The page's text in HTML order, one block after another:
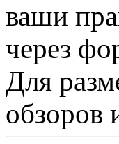
ваши
через
Для
обзоров